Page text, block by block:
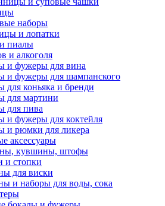
наборы
и лопатки
пиалы
и алкоголя
и фужеры для вина
и фужеры для шампанского
для коньяка и бренди
для мартини
для пива
и фужеры для коктейля
и рюмки для ликера
аксессуары
кувшины, штофы
и стопки
для виски
и наборы для воды, сока